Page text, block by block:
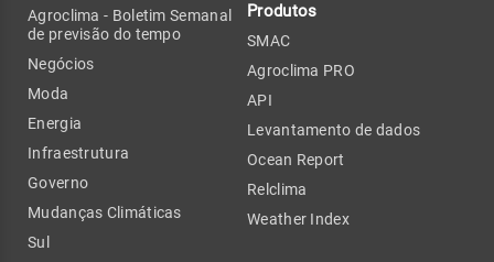
Agroclima - Boletim Semanal
de previsão do tempo
Negócios
Moda
Energia
Infraestrutura
Governo
Mudanças Climáticas
Sul
Produtos
SMAC
Agroclima PRO
API
Levantamento de dados
Ocean Report
Relclima
Weather Index